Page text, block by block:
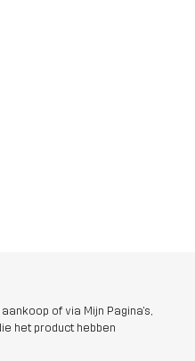
of via Mijn Pagina's,
het product hebben